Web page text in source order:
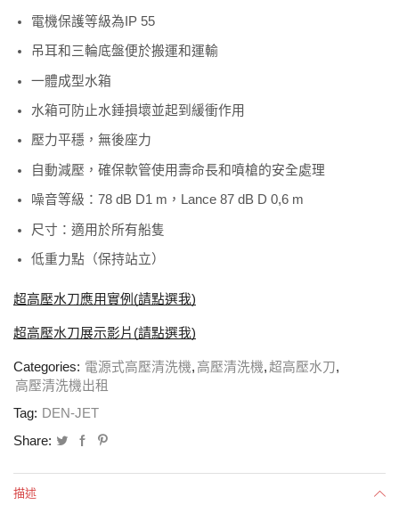
電機保護等級為IP 55
吊耳和三輪底盤便於搬運和運輸
一體成型水箱
水箱可防止水錘損壞並起到緩衝作用
壓力平穩，無後座力
自動減壓，確保軟管使用壽命長和噴槍的安全處理
噪音等級：78 dB D1 m，Lance 87 dB D 0,6 m
尺寸：適用於所有船隻
低重力點（保持站立）
超高壓水刀應用實例 (請點選我)
超高壓水刀展示影片 (請點選我)
Categories: 電源式高壓清洗機, 高壓清洗機,超高壓水刀,
高壓清洗機出租
Tag: DEN-JET
Share:
描述